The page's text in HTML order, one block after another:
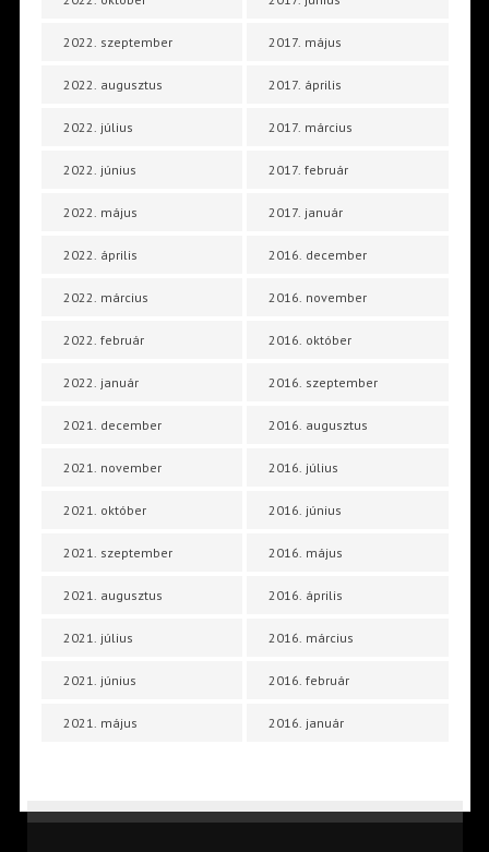
2022. szeptember
2022. augusztus
2022. július
2022. június
2022. május
2022. április
2022. március
2022. február
2022. január
2021. december
2021. november
2021. október
2021. szeptember
2021. augusztus
2021. július
2021. június
2021. május
2017. május
2017. április
2017. március
2017. február
2017. január
2016. december
2016. november
2016. október
2016. szeptember
2016. augusztus
2016. július
2016. június
2016. május
2016. április
2016. március
2016. február
2016. január